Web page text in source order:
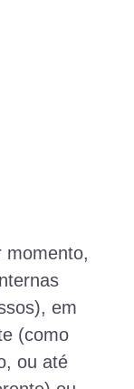
momento,
em
(como
ou até